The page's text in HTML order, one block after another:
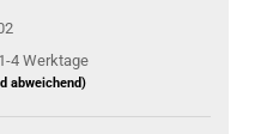
1-4 Werktage
abweichend)